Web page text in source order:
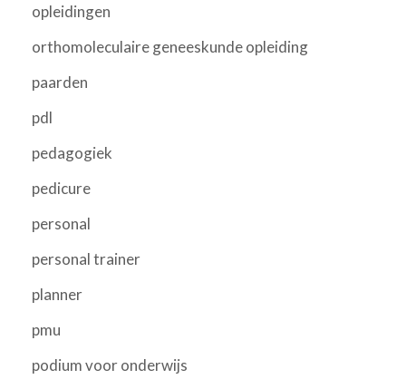
opleidingen
orthomoleculaire geneeskunde opleiding
paarden
pdl
pedagogiek
pedicure
personal
personal trainer
planner
pmu
podium voor onderwijs